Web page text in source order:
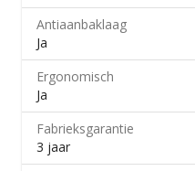
Antiaanbaklaag
Ja
Ergonomisch
Ja
Fabrieksgarantie
3 jaar